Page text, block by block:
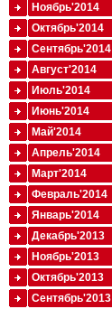
Ноябрь'2014
Октябрь'2014
Сентябрь'2014
Август'2014
Июль'2014
Июнь'2014
Май'2014
Апрель'2014
Март'2014
Февраль'2014
Январь'2014
Декабрь'2013
Ноябрь'2013
Октябрь'2013
Сентябрь'2013